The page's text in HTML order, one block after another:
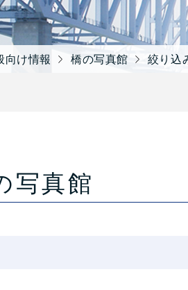
向け情報 橋の写真館 絞り込
写真館